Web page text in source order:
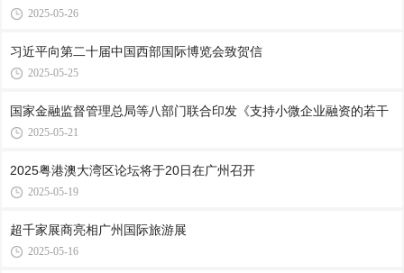
2025-05-26
习近平向第二十届中国西部国际博览会致贺信
2025-05-25
国家金融监督管理总局等八部门联合印发《支持小微企业融资的若干
2025-05-21
2025粤港澳大湾区论坛将于20日在广州召开
2025-05-19
超千家展商亮相广州国际旅游展
2025-05-16